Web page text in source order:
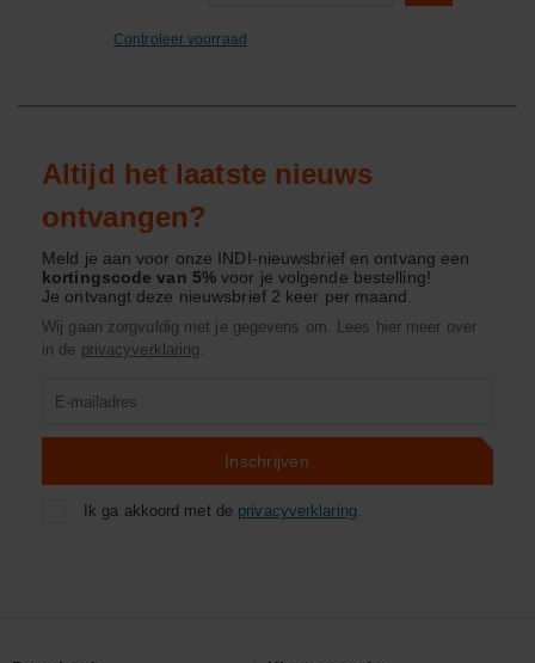
Controleer voorraad
Altijd het laatste nieuws
ontvangen?
Meld je aan voor onze INDI-nieuwsbrief en ontvang een
kortingscode van 5%voor je volgende bestelling!
Je ontvangt deze nieuwsbrief 2 keer per maand.
Wij gaan zorgvuldig met je gegevens om. Lees hier meer over
in de privacyverklaring.
Inschrijven
Ik ga akkoord met de privacyverklaring.